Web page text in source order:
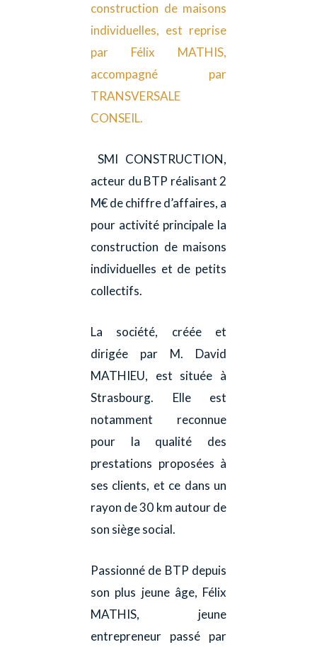
construction de maisons
individuelles, est reprise
par Félix MATHIS,
accompagné par
TRANSVERSALE
CONSEIL.
SMI CONSTRUCTION,
acteur du BTP réalisant 2
M€ de chiffre d’affaires, a
pour activité principale la
construction de maisons
individuelles et de petits
collectifs.
La société, créée et
dirigée par M. David
MATHIEU, est située à
Strasbourg. Elle est
notamment reconnue
pour la qualité des
prestations proposées à
ses clients, et ce dans un
rayon de 30 km autour de
son siège social.
Passionné de BTP depuis
son plus jeune âge, Félix
MATHIS, jeune
entrepreneur passé par